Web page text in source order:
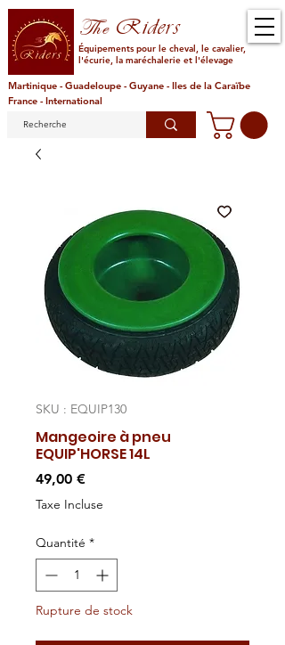
TheRiders
Équipements pour le cheval, le cavalier,
l'écurie, la maréchalerie et l'élevage
Martinique - Guadeloupe - Guyane - Iles de la Caraïbe
France - International
SKU : EQUIP130
Mangeoire à pneu
EQUIP'HORSE 14L
49,00 €Prix
Taxe Incluse
Quantité *
Rupture de stock